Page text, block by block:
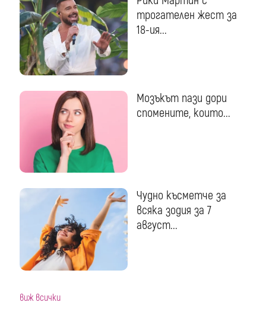
трогателен жест за
18-ия...
Мозъкът пази дори
спомените, които...
Чудно късметче за
всяка зодия за 7
август...
виж всички